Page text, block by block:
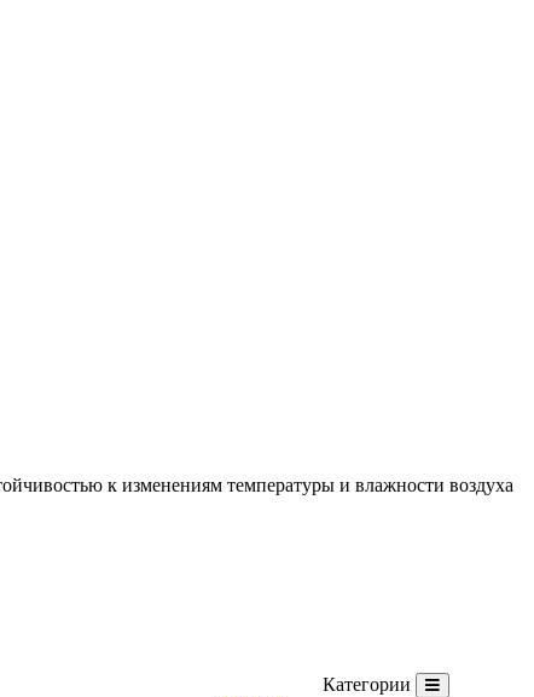
к изменениям температуры и влажности воздуха
Категории